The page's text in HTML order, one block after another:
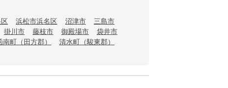
浜松市浜名区 沼津市
三島市
掛川市 藤枝市 御殿場市
袋井市
南町（田方郡）
清水町（駿東郡）